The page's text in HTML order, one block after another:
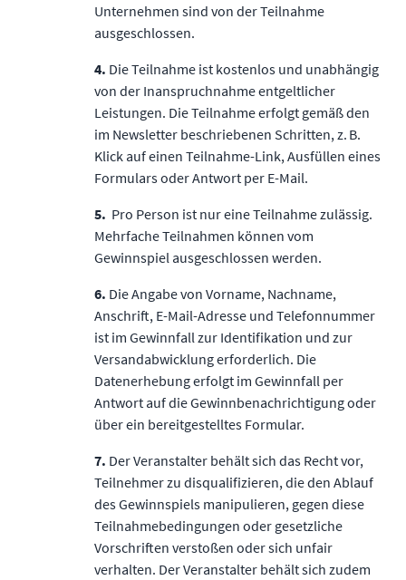
Unternehmen sind von der Teilnahme
ausgeschlossen.
4. Die Teilnahme ist kostenlos und unabhängig
von der Inanspruchnahme entgeltlicher
Leistungen. Die Teilnahme erfolgt gemäß den
im Newsletter beschriebenen Schritten, z. B.
Klick auf einen Teilnahme-Link, Ausfüllen eines
Formulars oder Antwort per E-Mail.
5. Pro Person ist nur eine Teilnahme zulässig.
Mehrfache Teilnahmen können vom
Gewinnspiel ausgeschlossen werden.
6. Die Angabe von Vorname, Nachname,
Anschrift, E-Mail-Adresse und Telefonnummer
ist im Gewinnfall zur Identifikation und zur
Versandabwicklung erforderlich. Die
Datenerhebung erfolgt im Gewinnfall per
Antwort auf die Gewinnbenachrichtigung oder
über ein bereitgestelltes Formular.
7. Der Veranstalter behält sich das Recht vor,
Teilnehmer zu disqualifizieren, die den Ablauf
des Gewinnspiels manipulieren, gegen diese
Teilnahmebedingungen oder gesetzliche
Vorschriften verstoßen oder sich unfair
verhalten. Der Veranstalter behält sich zudem